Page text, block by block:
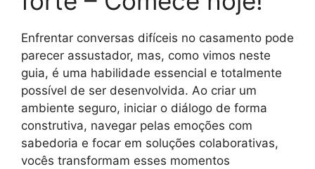
Enfrentar conversas difíceis no casamento pode
parecer assustador, mas, como vimos neste
guia, é uma habilidade essencial e totalmente
possível de ser desenvolvida. Ao criar um
ambiente seguro, iniciar o diálogo de forma
construtiva, navegar pelas emoções com
sabedoria e focar em soluções colaborativas,
vocês transformam esses momentos